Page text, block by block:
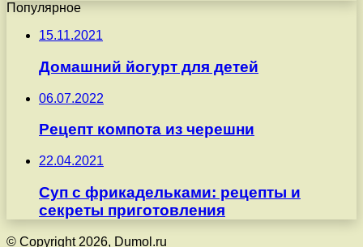
Популярное
15.11.2021
Домашний йогурт для детей
06.07.2022
Рецепт компота из черешни
22.04.2021
Суп с фрикадельками: рецепты и
секреты приготовления
© Copyright 2026, Dumol.ru